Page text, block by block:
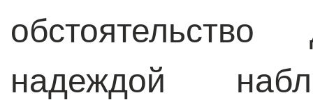
надеждой